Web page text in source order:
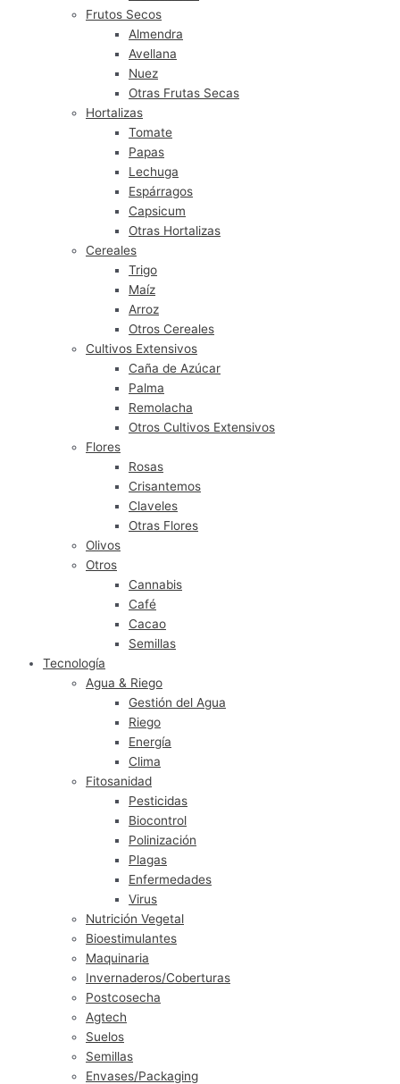
Frutos Secos
Almendra
Avellana
Nuez
Otras Frutas Secas
Hortalizas
Tomate
Papas
Lechuga
Espárragos
Capsicum
Otras Hortalizas
Cereales
Trigo
Maíz
Arroz
Otros Cereales
Cultivos Extensivos
Caña de Azúcar
Palma
Remolacha
Otros Cultivos Extensivos
Flores
Rosas
Crisantemos
Claveles
Otras Flores
Olivos
Otros
Cannabis
Café
Cacao
Semillas
Tecnología
Agua & Riego
Gestión del Agua
Riego
Energía
Clima
Fitosanidad
Pesticidas
Biocontrol
Polinización
Plagas
Enfermedades
Virus
Nutrición Vegetal
Bioestimulantes
Maquinaria
Invernaderos/Coberturas
Postcosecha
Agtech
Suelos
Semillas
Envases/Packaging